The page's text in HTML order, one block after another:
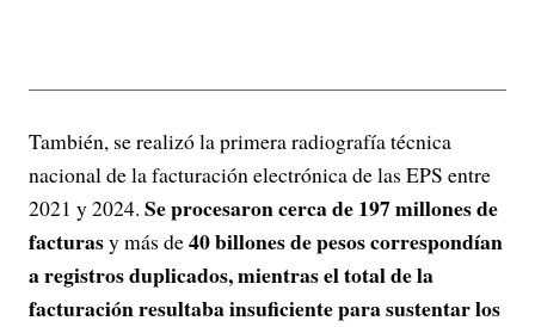
También, se realizó la primera radiografía técnica
nacional de la facturación electrónica de las EPS entre
2021 y 2024. Se procesaron cerca de 197 millones de
facturasy más de40 billones de pesos correspondían
a registros duplicados, mientras el total de la
facturación resultaba insuficiente para sustentar los